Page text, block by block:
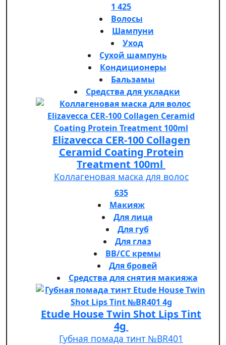
1 425
Волосы
Шампуни
Уход
Сухой шампунь
Кондиционеры
Бальзамы
Средства для укладки
Elizavecca CER-100 Collagen
Ceramid Coating Protein
Treatment 100ml
Коллагеновая маска для волос
635
Макияж
Для лица
Для губ
Для глаз
BB/CC кремы
Для бровей
Средства для снятия макияжа
Etude House Twin Shot Lips Tint
4g
Губная помада тинт №BR401